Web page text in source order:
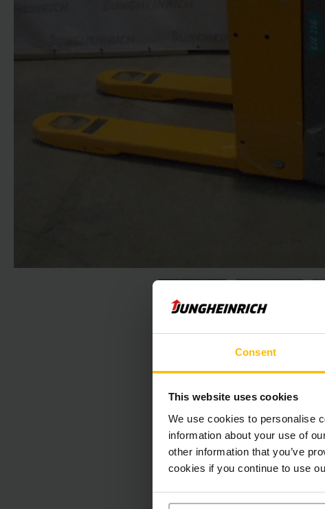
Consent
This website uses cookies
We use cookies to personalise
information about your use of
other information that you’ve
cookies if you continue to use
Der folgende